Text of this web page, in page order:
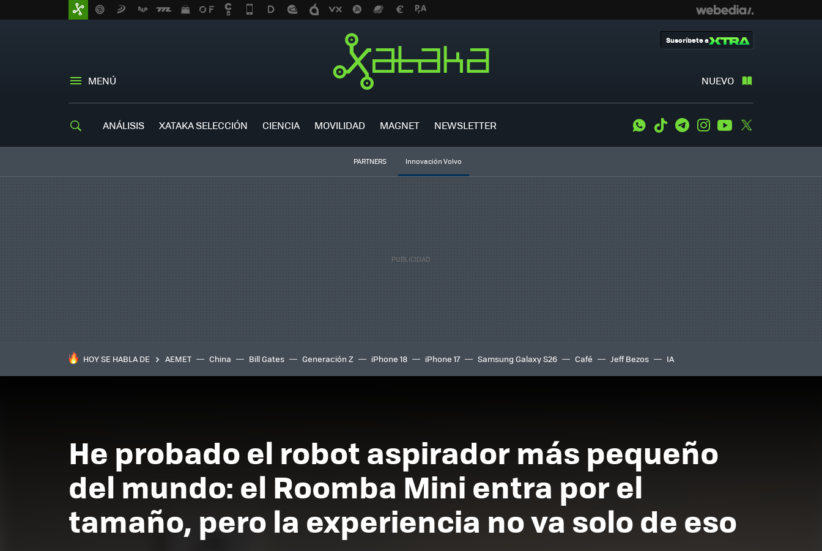
MENÚ NUEVO
Suscríbete a
ANÁLISIS XATAKA SELECCIÓN CIENCIA MOVILIDAD MAGNET NEWSLETTER WhatsApp
Tiktok TelegramInstagramYoutube
PARTNERS Innovación Volvo
HOY SE HABLA DE AEMET China Bill Gates Generación Z iPhone 18 iPhone 17 Samsung Galaxy S26 Café Jeff Bezos IA
He probado el robot aspirador más pequeño
del mundo: el Roomba Mini entra por el
tamaño, pero la experiencia no va solo de eso